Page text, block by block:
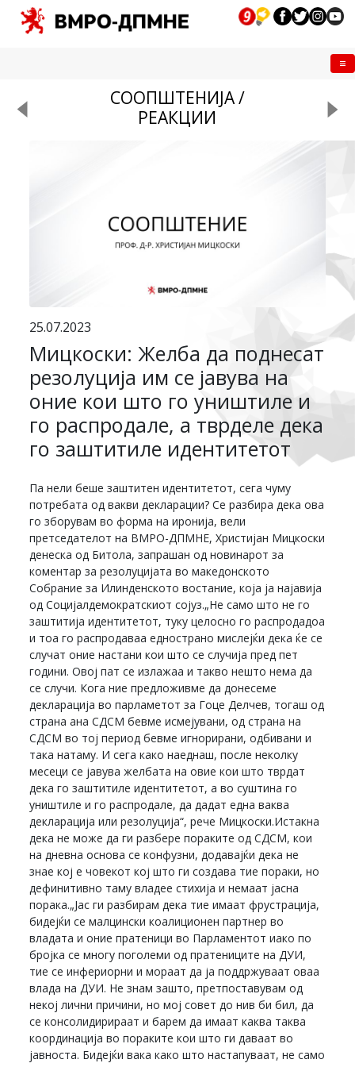
СООПШТЕНИЈА /
РЕАКЦИИ
25.07.2023
Мицкоски: Желба да поднесат
резолуција им се јавува на
оние кои што го уништиле и
го распродале, а тврделе дека
го заштитиле идентитетот
Па нели беше заштитен идентитетот, сега чуму
потребата од вакви декларации? Се разбира дека ова
го зборувам во форма на иронија, вели
претседателот на ВМРО-ДПМНЕ, Христијан Мицкоски
денеска од Битола, запрашан од новинарот за
коментар за резолуцијата во македонското
Собрание за Илинденското востание, која ја најавија
од Социјалдемократскиот сојуз.„Не само што не го
заштитија идентитетот, туку целосно го распродадоа
и тоа го распродаваа еднострано мислејќи дека ќе се
случат оние настани кои што се случија пред пет
години. Овој пат се излажаа и такво нешто нема да
се случи. Кога ние предложивме да донесеме
декларација во парламетот за Гоце Делчев, тогаш од
страна ана СДСМ бевме исмејувани, од страна на
СДСМ во тој период бевме игнорирани, одбивани и
така натаму. И сега како наеднаш, после неколку
месеци се јавува желбата на овие кои што тврдат
дека го заштитиле идентитетот, а во суштина го
уништиле и го распродале, да дадат една ваква
декларација или резолуција“, рече Мицкоски.Истакна
дека не може да ги разбере пораките од СДСМ, кои
на дневна основа се конфузни, додавајќи дека не
знае кој е човекот кој што ги создава тие пораки, но
дефинитивно таму владее стихија и немаат јасна
порака.„Јас ги разбирам дека тие имаат фрустрација,
бидејќи се малцински коалиционен партнер во
владата и оние пратеници во Парламентот иако по
бројка се многу поголеми од пратениците на ДУИ,
тие се инфериорни и мораат да ја поддржуваат оваа
влада на ДУИ. Не знам зашто, претпоставувам од
некој лични причини, но мој совет до нив би бил, да
се консолидирираат и барем да имаат каква таква
координација во пораките кои што ги даваат во
јавноста. Бидејќи вака како што настапуваат, не само